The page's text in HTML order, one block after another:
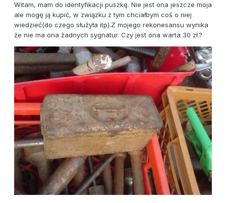
Witam, mam do identyfikacji puszkę. Nie jest ona jeszcze moja
ale mogę ją kupić, w związku z tym chciałbym coś o niej
wiedzieć(do czego służyła itp).Z mojego rekonesansu wynika
że nie ma ona żadnych sygnatur. Czy jest ona warta 30 zł.?